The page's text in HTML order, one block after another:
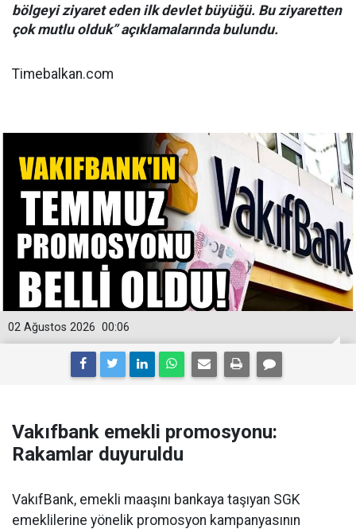
bölgeyi ziyaret eden ilk devlet büyüğü. Bu ziyaretten
çok mutlu olduk” açıklamalarında bulundu.
Timebalkan.com
00:06
02 Ağustos 2026
Vakıfbank emekli promosyonu:
Rakamlar duyuruldu
VakıfBank, emekli maaşını bankaya taşıyan SGK
emeklilerine yönelik promosyon kampanyasının